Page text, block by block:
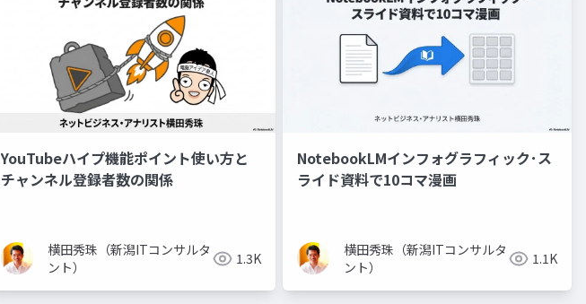
YouTubeハイプ機能ポイント使い方と
チャンネル登録者数の関係
横田秀珠（新潟ITコンサルタ
ント）
1.3K
NotebookLMインフォグラフィック･ス
ライド資料で10コマ漫画
横田秀珠（新潟ITコンサルタ
ント）
1.1K